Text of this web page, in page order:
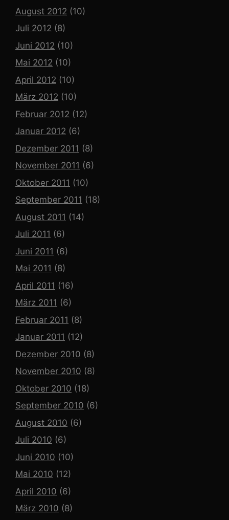
August 2012 (10)
Juli 2012 (8)
Juni 2012 (10)
Mai 2012 (10)
April 2012 (10)
März 2012 (10)
Februar 2012 (12)
Januar 2012 (6)
Dezember 2011 (8)
November 2011 (6)
Oktober 2011 (10)
September 2011 (18)
August 2011 (14)
Juli 2011 (6)
Juni 2011 (6)
Mai 2011 (8)
April 2011 (16)
März 2011 (6)
Februar 2011 (8)
Januar 2011 (12)
Dezember 2010 (8)
November 2010 (8)
Oktober 2010 (18)
September 2010 (6)
August 2010 (6)
Juli 2010 (6)
Juni 2010 (10)
Mai 2010 (12)
April 2010 (6)
März 2010 (8)